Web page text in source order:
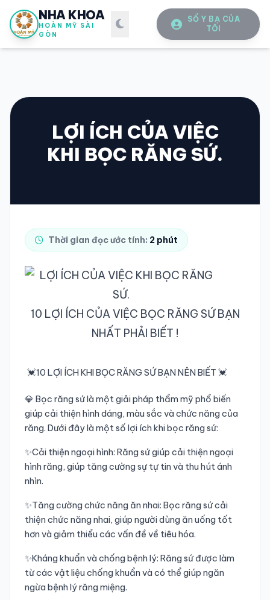
NHA KHOA
HOÀN MỸ SÀI
GÒN
SỔ Y BẠ CỦA
TÔI
SỔ Y BẠĐIỆN TỬ
SỐ ĐIỆN THOẠI
TRA CỨU HỒ SƠ
LỢI ÍCH CỦA VIỆC
KHI BỌC RĂNG SỨ.
Thời gian đọc ước tính: 2 phút
10 LỢI ÍCH CỦA VIỆC BỌC RĂNG SỨ BẠN
NHẤT PHẢI BIẾT !
💓10 LỢI ÍCH KHI BỌC RĂNG SỨ BẠN NÊN BIẾT 💓
💎 Bọc răng sứ là một giải pháp thẩm mỹ phổ biến
giúp cải thiện hình dáng, màu sắc và chức năng của
răng. Dưới đây là một số lợi ích khi bọc răng sứ:
✨Cải thiện ngoại hình: Răng sứ giúp cải thiện ngoại
hình răng, giúp tăng cường sự tự tin và thu hút ánh
nhìn.
✨Tăng cường chức năng ăn nhai: Bọc răng sứ cải
thiện chức năng nhai, giúp người dùng ăn uống tốt
hơn và giảm thiểu các vấn đề về tiêu hóa.
✨Kháng khuẩn và chống bệnh lý: Răng sứ được làm
từ các vật liệu chống khuẩn và có thể giúp ngăn
ngừa bệnh lý răng miệng.